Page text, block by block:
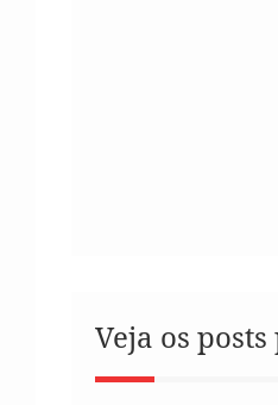
Veja os